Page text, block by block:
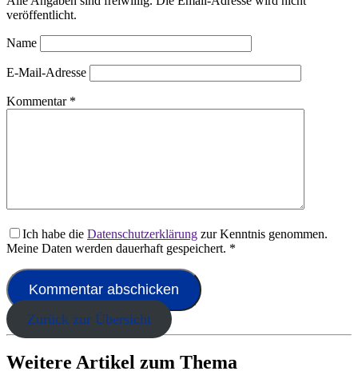
veröffentlicht.
Name
E-Mail-Adresse
Kommentar *
Ich habe die Datenschutzerklärung zur Kenntnis genommen.
Meine Daten werden dauerhaft gespeichert. *
Zurück zur Übersicht
Weitere Artikel zum Thema